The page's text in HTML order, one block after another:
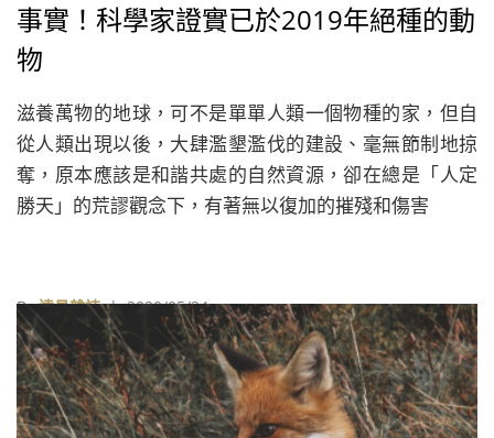
事實！科學家證實已於2019年絕種的動
物
滋養萬物的地球，可不是單單人類一個物種的家，但自
從人類出現以後，大肆濫墾濫伐的建設、毫無節制地掠
奪，原本應該是和諧共處的自然資源，卻在總是「人定
勝天」的荒謬觀念下，有著無以復加的摧殘和傷害
By遠見雜誌| 2020/05/24